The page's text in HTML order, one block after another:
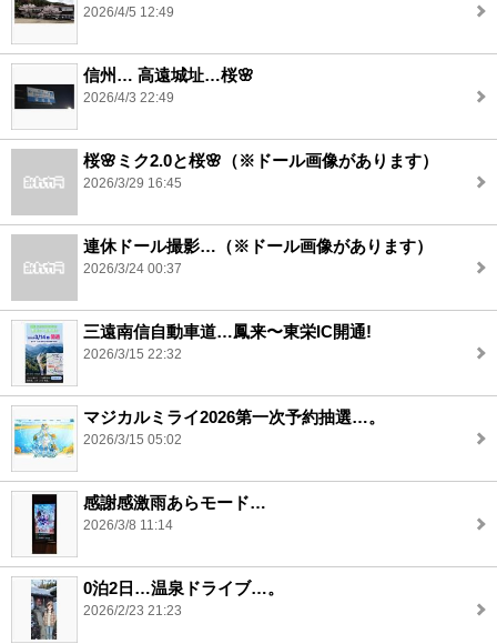
2026/4/5 12:49
信州… 高遠城址…桜🌸
2026/4/3 22:49
桜🌸ミク2.0と桜🌸（※ドール画像があります）
2026/3/29 16:45
連休ドール撮影…（※ドール画像があります）
2026/3/24 00:37
三遠南信自動車道…鳳来〜東栄IC開通!
2026/3/15 22:32
マジカルミライ2026第一次予約抽選…。
2026/3/15 05:02
感謝感激雨あらモード…
2026/3/8 11:14
0泊2日…温泉ドライブ…。
2026/2/23 21:23